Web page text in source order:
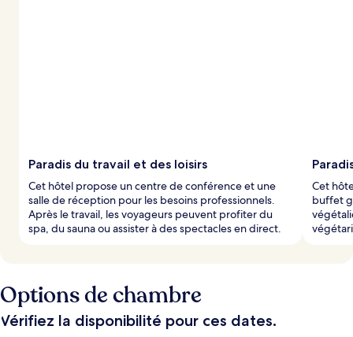
Paradis du travail et des loisirs
Cet hôtel propose un centre de conférence et une
salle de réception pour les besoins professionnels.
Après le travail, les voyageurs peuvent profiter du
spa, du sauna ou assister à des spectacles en direct.
Cet
buffet
Options de chambre
Vérifiez la disponibilité pour ces dates.